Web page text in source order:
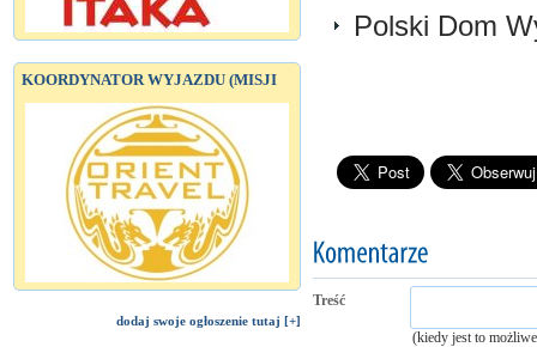
KOORDYNATOR WYJAZDU (MISJI
dodaj swoje ogłoszenie tutaj [+]
Polski Dom
Treść
(kiedy jest to